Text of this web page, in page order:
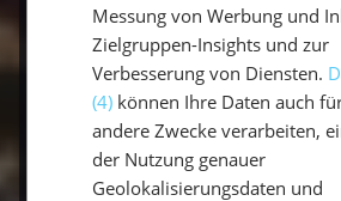
Welt ist ein Erlebnis, das du
solltest. Egal ob Karibik,
Seychellen – jede Region
unvergessliche Abenteuer und
Freiheit. Pack deine Sachen,
entdecke die Welt von ihrer
Messung von Werbung und
Zielgruppen-Insights und zur
Verbesserung von Diensten.
(4) können Ihre Daten auch
andere Zwecke verarbeiten,
der Nutzung genauer
Geolokalisierungsdaten und